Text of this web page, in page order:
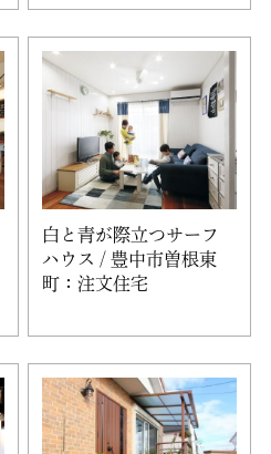
白と青が際立つサーフ
ハウス / 豊中市曽根東
町：注文住宅